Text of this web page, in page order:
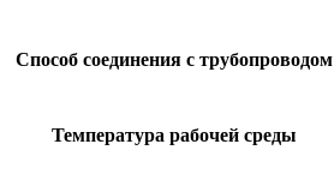
Способ соединения с трубопроводом
Температура рабочей среды